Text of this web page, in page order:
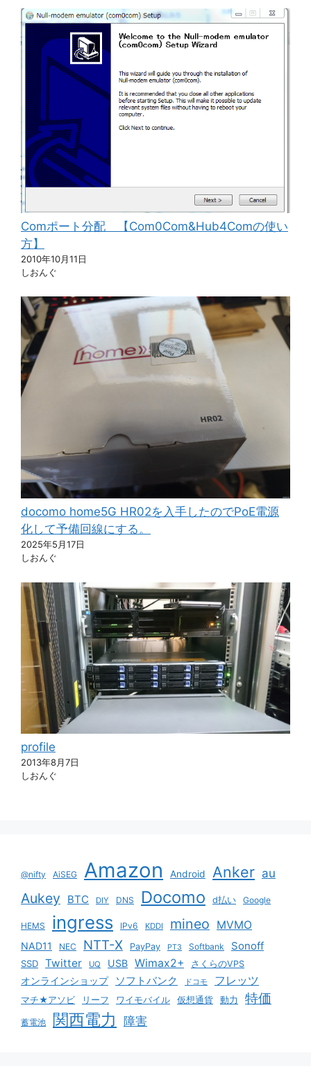
Comポート分配 【Com0Com&Hub4Comの使い
方】
2010年10月11日
しおんぐ
docomo home5G HR02を入手したのでPoE電源
化して予備回線にする。
2025年5月17日
しおんぐ
profile
2013年8月7日
しおんぐ
@nifty AiSEG Amazon Android Anker au
Aukey BTC DIY DNS Docomo d払い Google
HEMS ingress IPv6 KDDI mineo MVMO
NAD11 NEC NTT-X PayPay PT3 Softbank Sonoff
SSD Twitter UQ USB Wimax2+ さくらのVPS
オンラインショップ ソフトバンク ドコモ フレッツ
マチ★アソビ リーフ ワイモバイル 仮想通貨 動力 特価
蓄電池 関西電力 障害